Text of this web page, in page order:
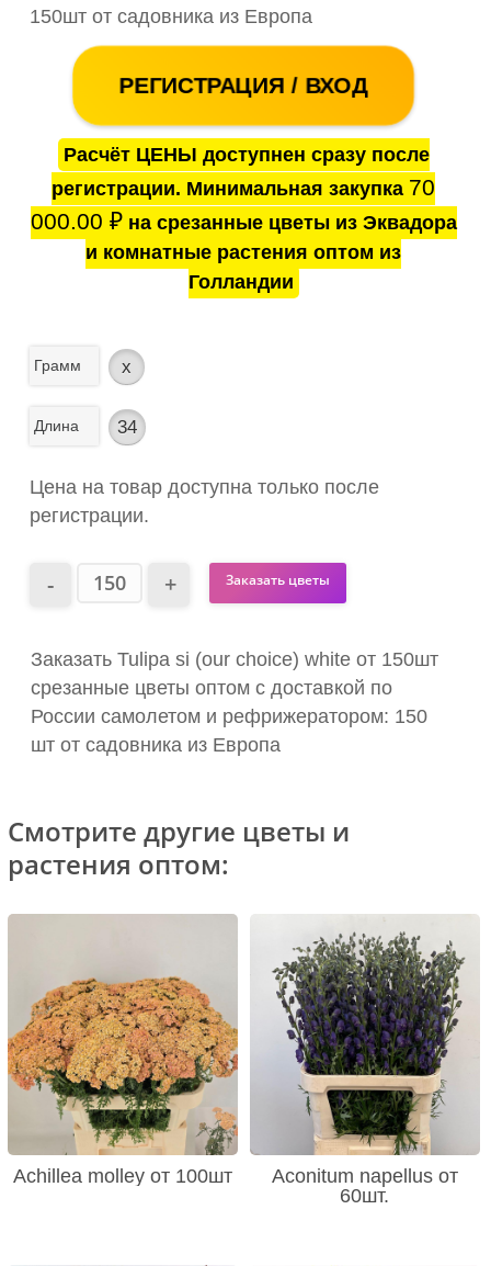
150шт от садовника из Европа
РЕГИСТРАЦИЯ / ВХОД
Расчёт ЦЕНЫ доступнен сразу после
регистрации. Минимальная закупка 70
000.00 ₽на срезанные цветы из Эквадора
и комнатные растения оптом из
Голландии
Грамм x
Длина 34
Цена на товар доступна только после
регистрации.
Заказать цветы
Заказать Tulipa si (our choice) white от 150шт
срезанные цветы оптом с доставкой по
России самолетом и рефрижератором: 150
шт от садовника из Европа
Смотрите другие цветы и
растения оптом:
Achillea molley от 100шт
Aconitum napellus от
60шт.